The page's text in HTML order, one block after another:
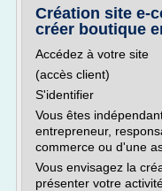
Création site e-
créer boutique
Accédez à votre site
(accès client)
S'identifier
Vous êtes
entrepreneur,
commerce ou d'une
Vous envisagez la
présenter votre